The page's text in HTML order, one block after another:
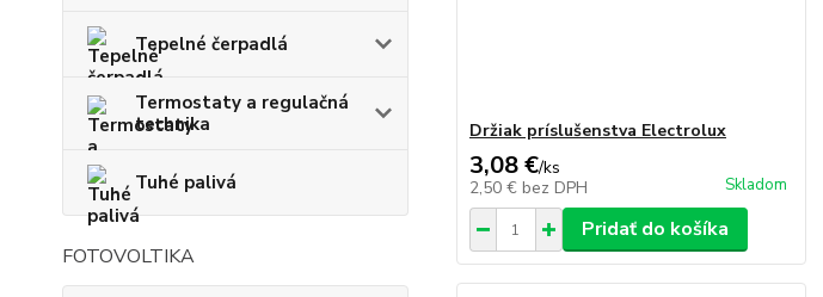
Tepelné čerpadlá
Termostaty a regulačná
technika
Tuhé palivá
FOTOVOLTIKA
Držiak príslušenstva Electrolux
3,08 €/ks
2,50 € bez DPH Skladom
Pridať do košíka